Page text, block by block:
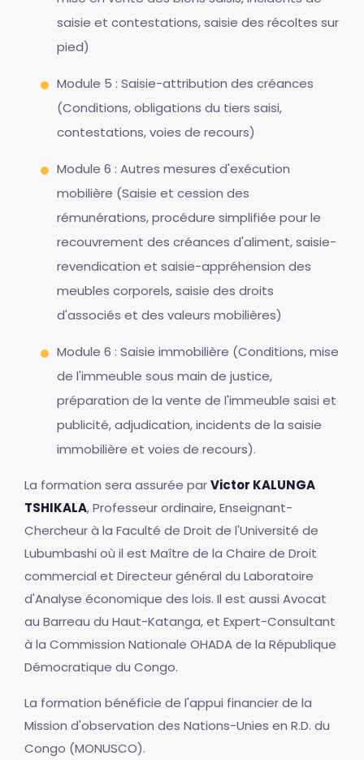
saisie et contestations, saisie des récoltes sur
pied)
Module 5 : Saisie-attribution des créances
(Conditions, obligations du tiers saisi,
contestations, voies de recours)
Module 6 : Autres mesures d'exécution
mobilière (Saisie et cession des
rémunérations, procédure simplifiée pour le
recouvrement des créances d'aliment, saisie-
revendication et saisie-appréhension des
meubles corporels, saisie des droits
d'associés et des valeurs mobilières)
Module 6 : Saisie immobilière (Conditions, mise
de l'immeuble sous main de justice,
préparation de la vente de l'immeuble saisi et
publicité, adjudication, incidents de la saisie
immobilière et voies de recours).
La formation sera assurée parVictor KALUNGA
TSHIKALA, Professeur ordinaire, Enseignant-
Chercheur à la Faculté de Droit de l'Université de
Lubumbashi où il est Maître de la Chaire de Droit
commercial et Directeur général du Laboratoire
d'Analyse économique des lois. Il est aussi Avocat
au Barreau du Haut-Katanga, et Expert-Consultant
à la Commission Nationale OHADA de la République
Démocratique du Congo.
La formation bénéficie de l'appui financier de la
Mission d'observation des Nations-Unies en R.D. du
Congo (MONUSCO).